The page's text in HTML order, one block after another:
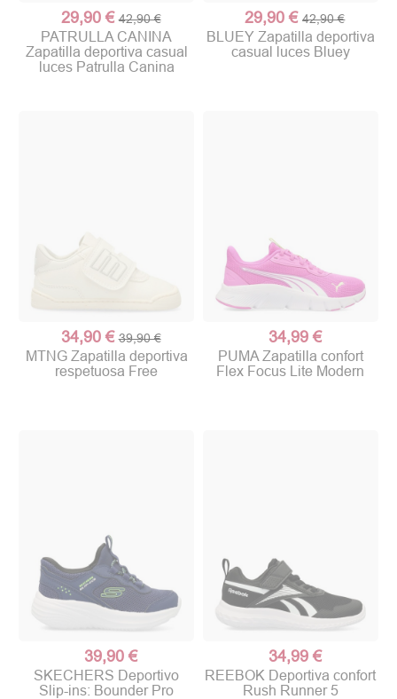
29,90 € 42,90 €
PATRULLA CANINA
Zapatilla deportiva casual
luces Patrulla Canina
29,90 € 42,90 €
BLUEY Zapatilla deportiva
casual luces Bluey
34,90 € 39,90 €
MTNG Zapatilla deportiva
respetuosa Free
34,99 €
PUMA Zapatilla confort
Flex Focus Lite Modern
39,90 €
SKECHERS Deportivo
Slip-ins: Bounder Pro
34,99 €
REEBOK Deportiva confort
Rush Runner 5